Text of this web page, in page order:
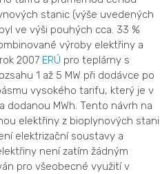
stanic (výše uvedených
ve výši pouhých cca. 33 %
výroby elektřiny a
2007 ERÚ pro teplárny s
1 až 5 MW při dodávce po
vysokého tarifu, který je v
dodanou MWh. Tento návrh na
elektřiny z bioplynových
elektrizační soustavy a
není zatím žádným
pro všeobecné využití v